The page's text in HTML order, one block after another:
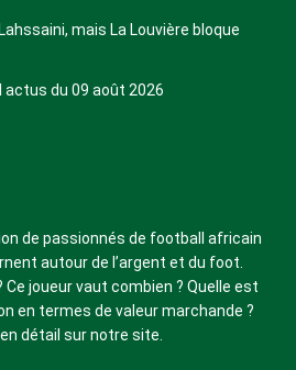
mais La Louvière bloque
actus du 09 août 2026
de passionnés de football africain
autour de l’argent et du foot.
Ce joueur vaut combien ? Quelle est
en termes de valeur marchande ?
détail sur notre site.